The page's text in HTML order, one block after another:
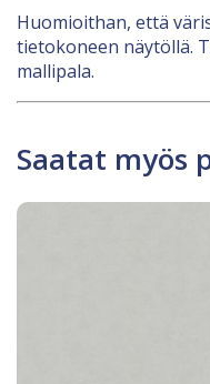
Huomioithan, että
tietokoneen näytöllä.
mallipala.
Saatat myös